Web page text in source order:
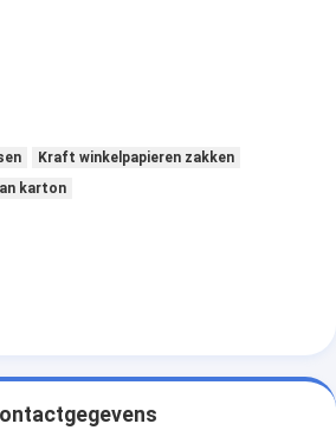
Kraft winkelpapieren zakken
karton